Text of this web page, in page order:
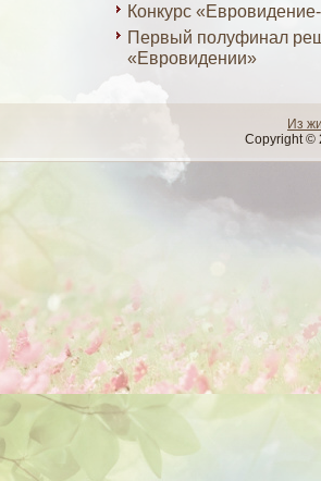
Конкурс
Первый полуфинал
«Евровидении»
Из
Copyright ©